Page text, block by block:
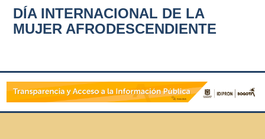
DÍA INTERNACIONAL DE LA
MUJER AFRODESCENDIENTE